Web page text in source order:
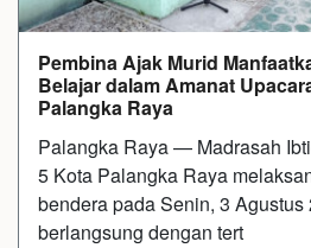
Pembina Ajak Murid
Belajar dalam Amanat
Palangka Raya
Palangka Raya — Madrasah
5 Kota Palangka Raya
bendera pada Senin, 3 Agustus
berlangsung dengan tert